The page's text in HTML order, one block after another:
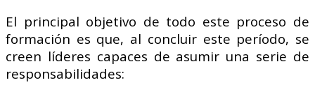
El principal objetivo de todo este proceso de
formación es que, al concluir este período, se
creen líderes capaces de asumir una serie de
responsabilidades: